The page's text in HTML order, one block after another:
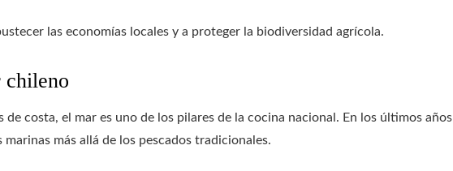
las economías locales y a proteger la biodiversidad agrícola.
chileno
costa, el mar es uno de los pilares de la cocina nacional. En los últimos años
marinas más allá de los pescados tradicionales.